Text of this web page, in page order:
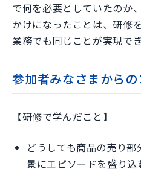
で何を必要としていたのか
かけになったことは、研修
業務でも同じことが実現で
参加者みなさまからの
【研修で学んだこと】
どうしても商品の売り
景にエピソードを盛り